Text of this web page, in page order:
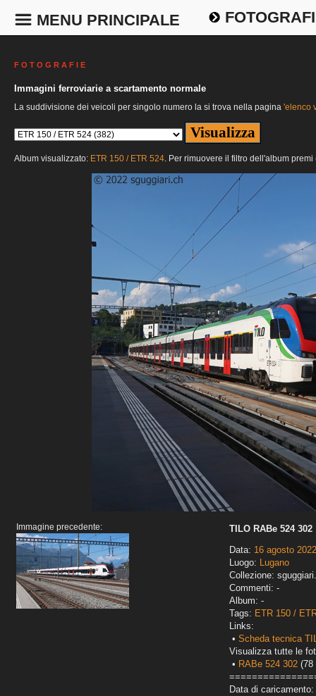
MENU PRINCIPALE
F O T O G R A F I E
Immagini ferroviarie a scartamento normale
La suddivisione dei veicoli per singolo numero la si trova nella pagina 'elenco
Album visualizzato: ETR 150 / ETR 524. Per rimuovere il filtro dell'album premi
Immagine precedente:
TILO RABe 524 302
Data: 16 agosto 2022
Luogo: Lugano
Collezione:
Commenti: -
Album: -
Tags: ETR 150 /
Links:
• Scheda tecnica
Visualizza tutte le
• RABe 524 302 (78
Data di